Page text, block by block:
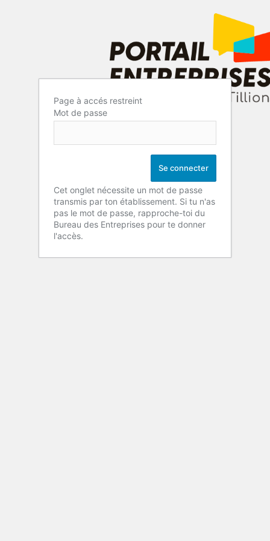
Page à accés restreint
Mot de passe
Cet onglet nécessite un mot de passe
transmis par ton établissement. Si tu n'as
pas le mot de passe, rapproche-toi du
Bureau des Entreprises pour te donner
l'accès.